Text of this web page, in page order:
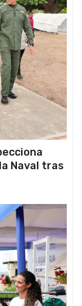
Naval tras